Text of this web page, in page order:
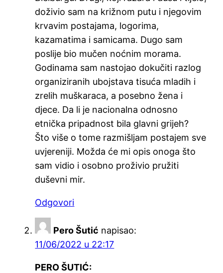
doživio sam na križnom putu i njegovim
krvavim postajama, logorima,
kazamatima i samicama. Dugo sam
poslije bio mučen noćnim morama.
Godinama sam nastojao dokučiti razlog
organiziranih ubojstava tisuća mladih i
zrelih muškaraca, a posebno žena i
djece. Da li je nacionalna odnosno
etnička pripadnost bila glavni grijeh?
Što više o tome razmišljam postajem sve
uvjereniji. Možda će mi opis onoga što
sam vidio i osobno proživio pružiti
duševni mir.
Odgovori
Pero Šutić napisao:
11/06/2022 u 22:17
PERO ŠUTIĆ: